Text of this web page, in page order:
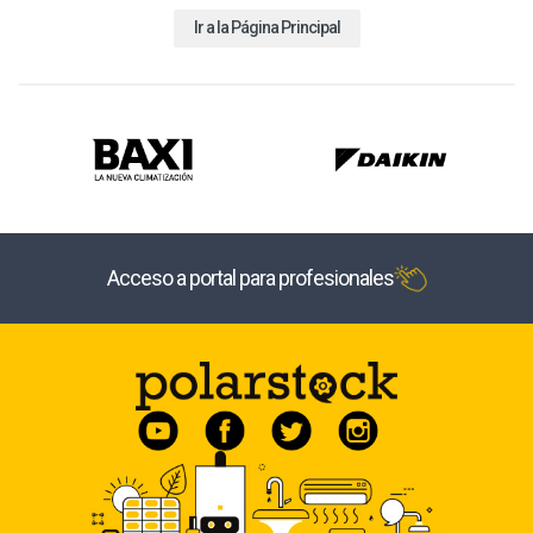
Ir a la Página Principal
Acceso a portal para profesionales